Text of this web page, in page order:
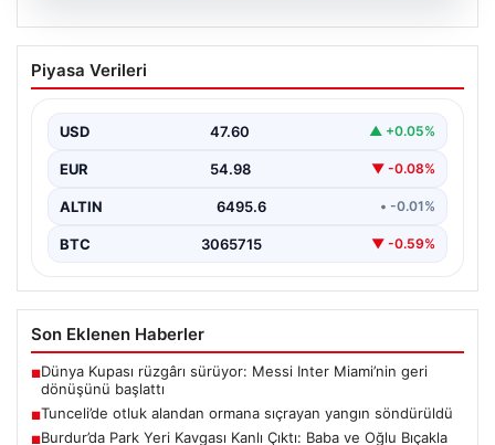
Tunceli’de otluk alandan ormana
sıçrayan yangın söndürüldü
Piyasa Verileri
USD 47.60 ▲ +0.05%
EUR 54.98 ▼ -0.08%
ALTIN 6495.6 • -0.01%
BTC 3065715 ▼ -0.59%
Son Eklenen Haberler
■Dünya Kupası rüzgârı sürüyor: Messi Inter Miami’nin geri
dönüşünü başlattı
■Tunceli’de otluk alandan ormana sıçrayan yangın söndürüldü
■Burdur’da Park Yeri Kavgası Kanlı Çıktı: Baba ve Oğlu Bıçakla